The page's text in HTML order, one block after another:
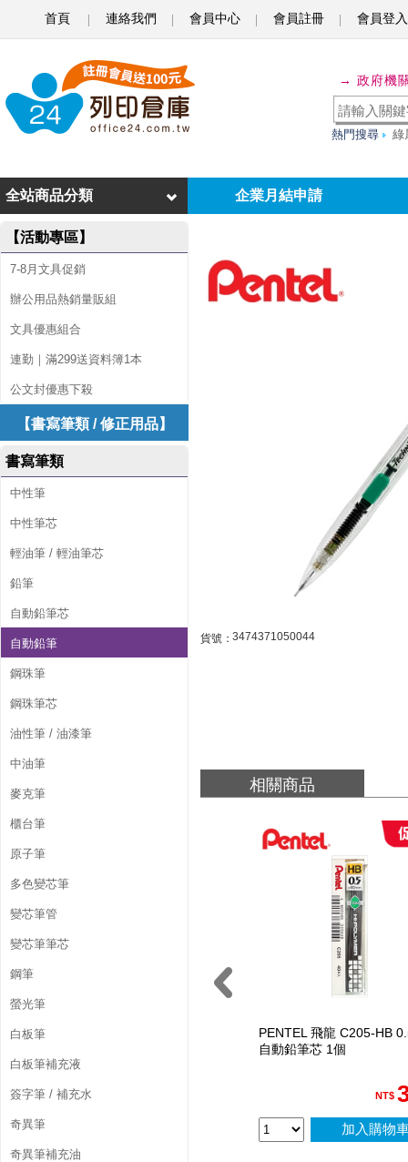
首頁 連絡我們 會員中心 會員註冊 會員登入
N
E
L
飛
龍
P
D
1
0
T
-
D
綠
桿
.
5
壓
自
動
鉛
筆
1
2
入
→ 政府機
熱門搜尋 綠
企業月結申請
全站商品分類
【活動專區】
7-8月文具促銷
辦公用品熱銷量販組
文具優惠組合
連勤｜滿299送資料簿1本
公文封優惠下殺
【書寫筆類 / 修正用品】
書寫筆類
中性筆
中性筆芯
輕油筆 / 輕油筆芯
鉛筆
自動鉛筆芯
自動鉛筆
鋼珠筆
鋼珠筆芯
油性筆 / 油漆筆
中油筆
麥克筆
櫃台筆
原子筆
多色變芯筆
變芯筆管
變芯筆筆芯
鋼筆
螢光筆
白板筆
白板筆補充液
簽字筆 / 補充水
奇異筆
奇異筆補充油
貨號：3474371050044
相關商品
PENTEL 飛龍 C205-HB
自動鉛筆芯 1個
NT$
加入購物